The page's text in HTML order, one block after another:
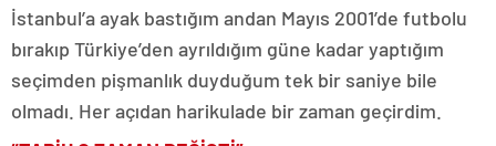
İstanbul’a ayak bastığım andan Mayıs 2001’de futbolu
bırakıp Türkiye’den ayrıldığım güne kadar yaptığım
seçimden pişmanlık duyduğum tek bir saniye bile
olmadı. Her açıdan harikulade bir zaman geçirdim.